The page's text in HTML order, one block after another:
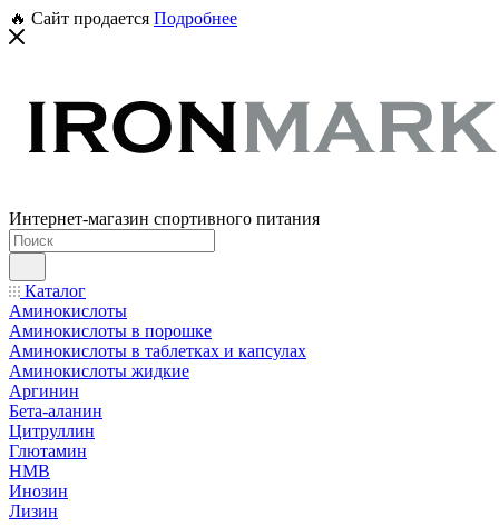
🔥 Сайт продается Подробнее
Интернет-магазин спортивного питания
Каталог
Аминокислоты
Аминокислоты в порошке
Аминокислоты в таблетках и капсулах
Аминокислоты жидкие
Аргинин
Бета-аланин
Цитруллин
Глютамин
HMB
Инозин
Лизин